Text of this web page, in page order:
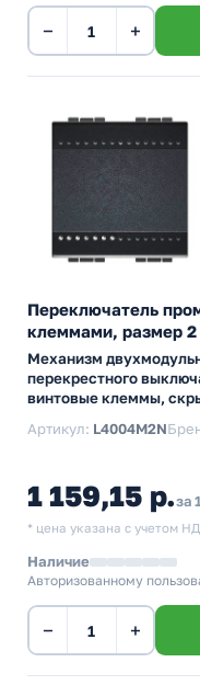
− +
Переключатель
клеммами, размер
Механизм
перекрестного
винтовые клеммы,
Артикул: L4004M2N
1 159,15 р.за
* цена указана с учетом
Наличие
Авторизованному
− +